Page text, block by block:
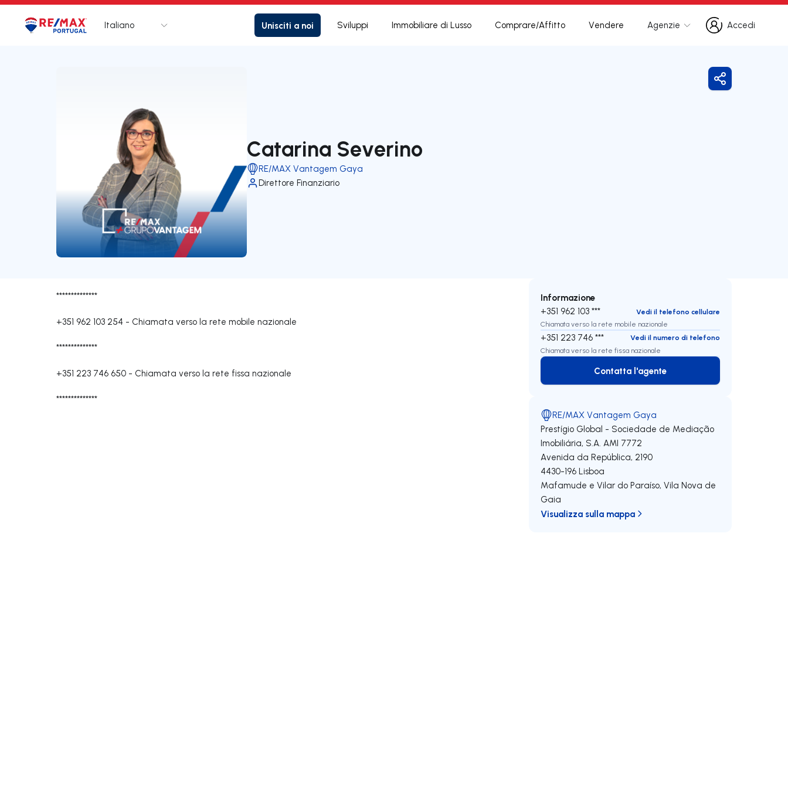
Logo Vai alla homepage
Italiano Unisciti a noi Sviluppi Immobiliare di Lusso Comprare/Affitto Vendere Agenzie
Accedi
Accedi
Catarina Severino
RE/MAX Vantagem Gaya
Direttore Finanziario
Condividi
**************
+351 962 103 254 - Chiamata verso la rete mobile nazionale
**************
+351 223 746 650 - Chiamata verso la rete fissa nazionale
**************
Informazione
+351 962 103 ***
Vedi il telefono cellulare
Chiamata verso la rete mobile nazionale
+351 223 746 ***
Vedi il numero di telefono
Chiamata verso la rete fissa nazionale
Contatta l'agente
Contatta l'agente
RE/MAX Vantagem Gaya
Prestígio Global - Sociedade de Mediação
Imobiliária, S.A. AMI 7772
Avenida da República, 2190
4430-196 Lisboa
Mafamude e Vilar do Paraíso,Vila Nova de
Gaia
Visualizza sulla mappa